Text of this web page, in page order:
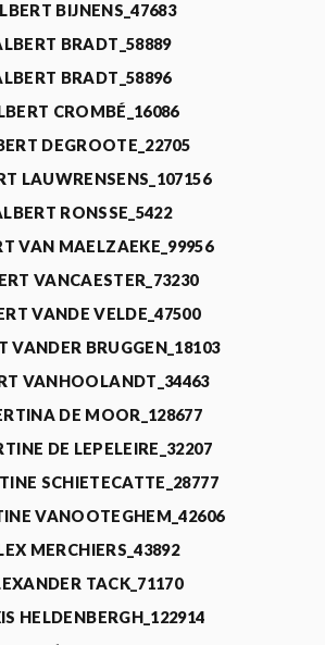
BIJNENS_47683
BRADT_58889
BRADT_58896
CROMBÉ_16086
DEGROOTE_22705
LAUWRENSENS_107156
RONSSE_5422
VAN MAELZAEKE_99956
VANCAESTER_73230
VANDE VELDE_47500
VANDER BRUGGEN_18103
VANHOOLANDT_34463
DE MOOR_128677
DE LEPELEIRE_32207
SCHIETECATTE_28777
VANOOTEGHEM_42606
MERCHIERS_43892
TACK_71170
HELDENBERGH_122914